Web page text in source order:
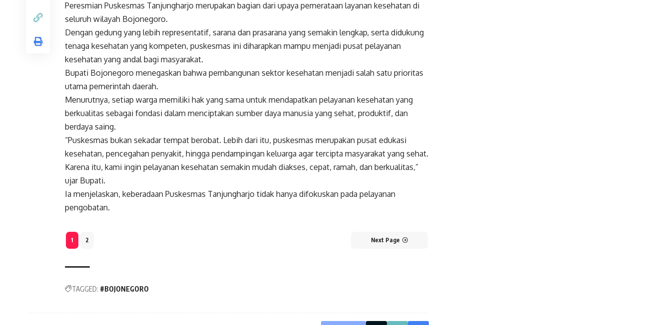
Peresmian Puskesmas Tanjungharjo merupakan bagian dari upaya pemerataan layanan kesehatan di
seluruh wilayah Bojonegoro.
Dengan gedung yang lebih representatif, sarana dan prasarana yang semakin lengkap, serta didukung
tenaga kesehatan yang kompeten, puskesmas ini diharapkan mampu menjadi pusat pelayanan
kesehatan yang andal bagi masyarakat.
Bupati Bojonegoro menegaskan bahwa pembangunan sektor kesehatan menjadi salah satu prioritas
utama pemerintah daerah.
Menurutnya, setiap warga memiliki hak yang sama untuk mendapatkan pelayanan kesehatan yang
berkualitas sebagai fondasi dalam menciptakan sumber daya manusia yang sehat, produktif, dan
berdaya saing.
“Puskesmas bukan sekadar tempat berobat. Lebih dari itu, puskesmas merupakan pusat edukasi
kesehatan, pencegahan penyakit, hingga pendampingan keluarga agar tercipta masyarakat yang sehat.
Karena itu, kami ingin pelayanan kesehatan semakin mudah diakses, cepat, ramah, dan berkualitas,”
ujar Bupati.
Ia menjelaskan, keberadaan Puskesmas Tanjungharjo tidak hanya difokuskan pada pelayanan
pengobatan.
1 2 Next Page
TAGGED: #BOJONEGORO